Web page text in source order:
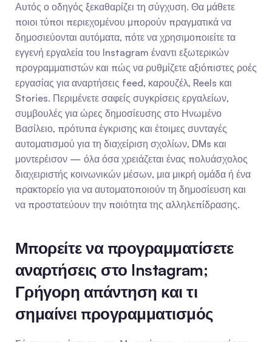
Αυτός ο οδηγός ξεκαθαρίζει τη σύγχυση. Θα μάθετε
ποιοι τύποι περιεχομένου μπορούν πραγματικά να
δημοσιεύονται αυτόματα, πότε να χρησιμοποιείτε τα
εγγενή εργαλεία του Instagram έναντι εξωτερικών
προγραμματιστών και πώς να ρυθμίζετε αξιόπιστες ροές
εργασίας για αναρτήσεις feed, καρουζέλ, Reels και
Stories. Περιμένετε σαφείς συγκρίσεις εργαλείων,
συμβουλές για ώρες δημοσίευσης στο Ηνωμένο
Βασίλειο, πρότυπα έγκρισης και έτοιμες συνταγές
αυτοματισμού για τη διαχείριση σχολίων, DMs και
μοντερέισον — όλα όσα χρειάζεται ένας πολυάσχολος
διαχειριστής κοινωνικών μέσων, μια μικρή ομάδα ή ένα
πρακτορείο για να αυτοματοποιούν τη δημοσίευση και
να προστατεύουν την ποιότητα της αλληλεπίδρασης.
Μπορείτε να προγραμματίσετε
αναρτήσεις στο Instagram;
Γρήγορη απάντηση και τι
σημαίνει προγραμματισμός